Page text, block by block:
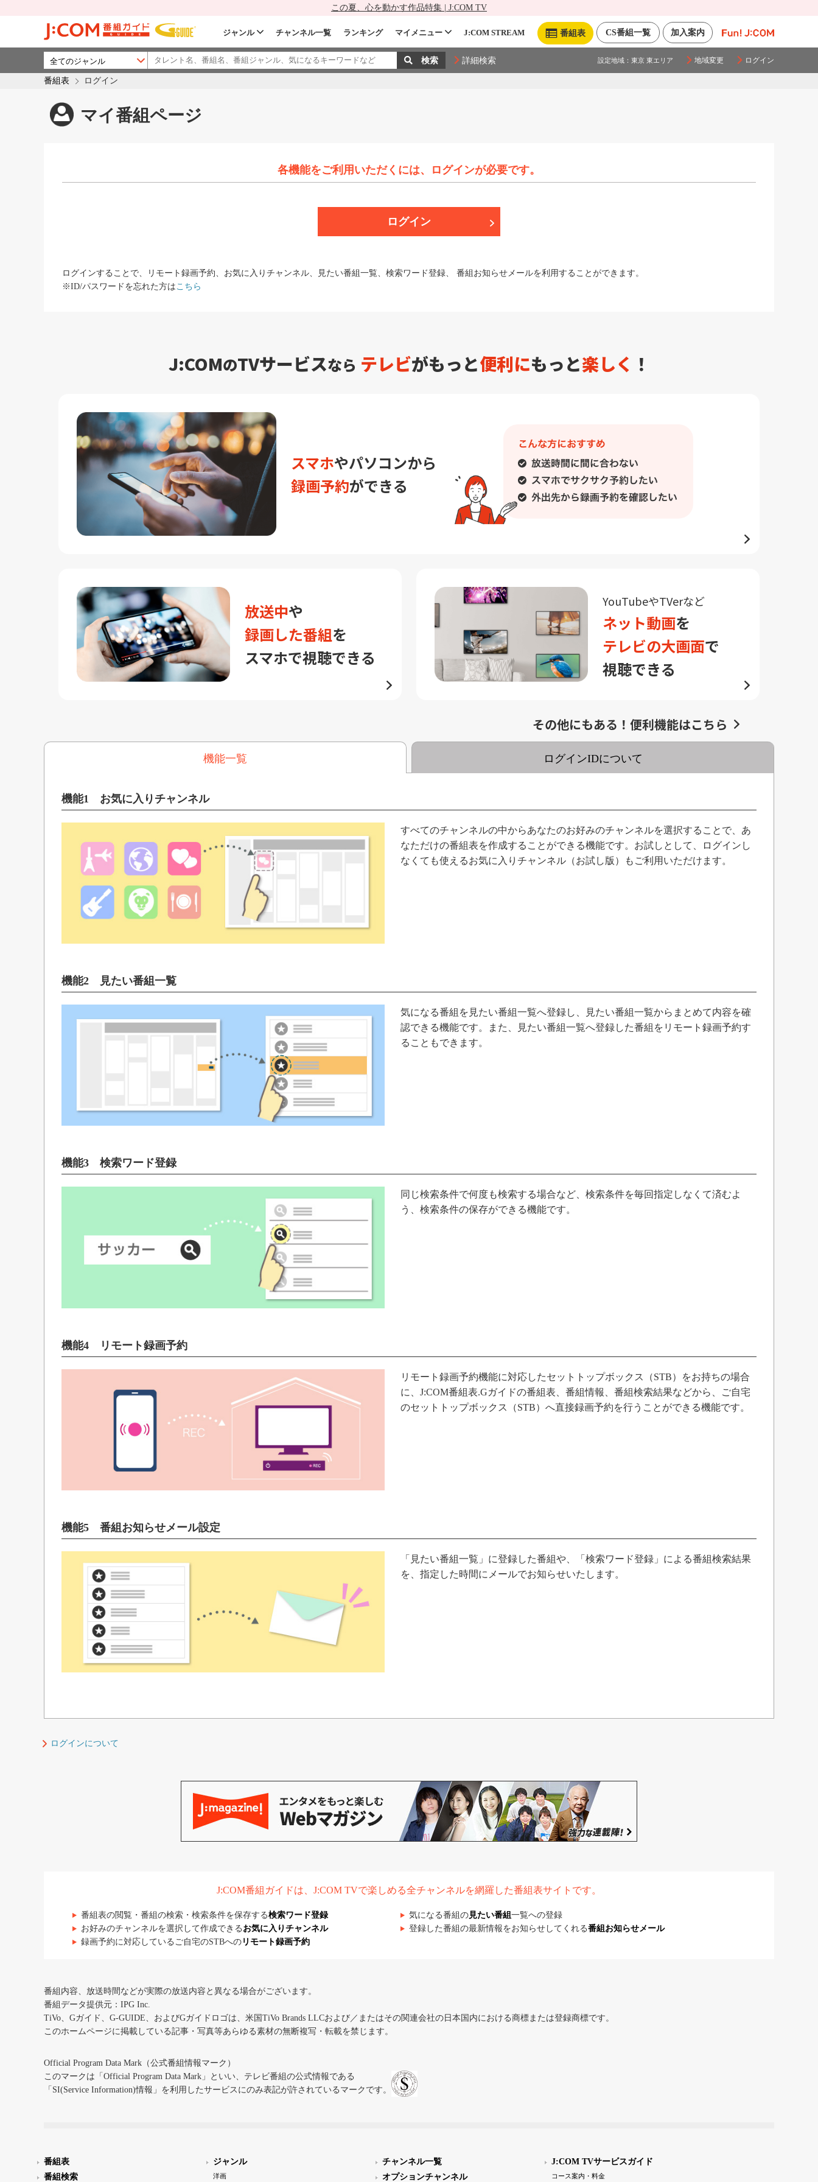
この夏、心を動かす作品特集 | J:COM TV
加入案内
CS番組一覧
番組表
ジャンル チャンネル一覧 ランキング マイメニュー J:COM STREAM
詳細検索 設定地域： 東京 東エリア 地域変更 ログイン
番組表 ログイン
マイ番組ページ
各機能をご利用いただくには、 ログインが必要です。
ログイン
ログインすることで、リモート録画予約、お気に入りチャンネル、見たい番組一覧、検索ワード登録、 番組お知らせメールを利用することができます。
※ID/パスワードを忘れた方はこちら
J:COMのTVサービスなら テレビがもっと便利にもっと楽しく ！
スマホやパソコンから
録画予約ができる
放送中や
録画した番組を
スマホで視聴できる
YouTubeやTVerなど
ネット動画を
テレビの大画面で
視聴できる
その他にもある！便利機能はこちら
機能一覧 ログインIDについて
機能1 お気に入りチャンネル
すべてのチャンネルの中からあなたのお好みのチャンネルを選択することで、あ
なただけの番組表を作成することができる機能です。お試しとして、ログインし
なくても使えるお気に入りチャンネル（お試し版）もご利用いただけます。
機能2 見たい番組一覧
気になる番組を見たい番組一覧へ登録し、見たい番組一覧からまとめて内容を確
認できる機能です。また、見たい番組一覧へ登録した番組をリモート録画予約す
ることもできます。
機能3 検索ワード登録
同じ検索条件で何度も検索する場合など、検索条件を毎回指定しなくて済むよ
う、検索条件の保存ができる機能です。
機能4 リモート録画予約
リモート録画予約機能に対応したセットトップボックス（STB）をお持ちの場合
に、J:COM番組表.Gガイドの番組表、番組情報、番組検索結果などから、ご自宅
のセットトップボックス（STB）へ直接録画予約を行うことができる機能です。
機能5 番組お知らせメール設定
「見たい番組一覧」に登録した番組や、「検索ワード登録」による番組検索結果
を、指定した時間にメールでお知らせいたします。
ログインについて
J:COM番組ガイドは、J:COM TVで楽しめる全チャンネルを網羅した番組表サイトです。
番組表の閲覧・番組の検索・検索条件を保存する検索ワード登録 気になる番組の 見たい番組 一覧への登録
お好みのチャンネルを選択して作成できる お気に入りチャンネル 登録した番組の最新情報をお知らせしてくれる番組お知らせメール
録画予約に対応しているご自宅のSTBへの リモート録画予約
番組内容、放送時間などが実際の放送内容と異なる場合がございます。
番組データ提供元：IPG Inc.
TiVo、Gガイド、G-GUIDE、およびGガイドロゴは、米国TiVo Brands LLCおよび／またはその関連会社の日本国内における商標または登録商標です。
このホームページに掲載している記事・写真等あらゆる素材の無断複写・転載を禁じます。
Official Program Data Mark（公式番組情報マーク）
このマークは「Official Program Data Mark」といい、テレビ番組の公式情報である
「SI(Service Information)情報」を利用したサービスにのみ表記が許されているマークです。
番組表
番組検索
ジャンル
洋画
チャンネル一覧
オプションチャンネル
J:COM TVサービスガイド
コース案内・料金